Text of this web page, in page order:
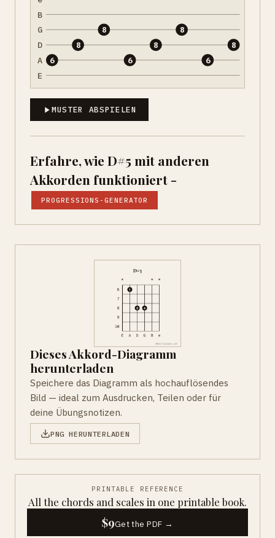
B
G
D
A
E
6
8
8
6
8
8
6
8
MUSTER ABSPIELEN
Erfahre, wie D#5 mit anderen
Akkorden funktioniert -
PROGRESSIONS-GENERATOR
Dieses Akkord-Diagramm
herunterladen
Speichere das Diagramm als hochauflösendes
Bild — ideal zum Ausdrucken, Teilen oder für
deine Übungsnotizen.
PNG HERUNTERLADEN
PRINTABLE REFERENCE
All the chords and scales in one printable book.
$9Get the PDF →